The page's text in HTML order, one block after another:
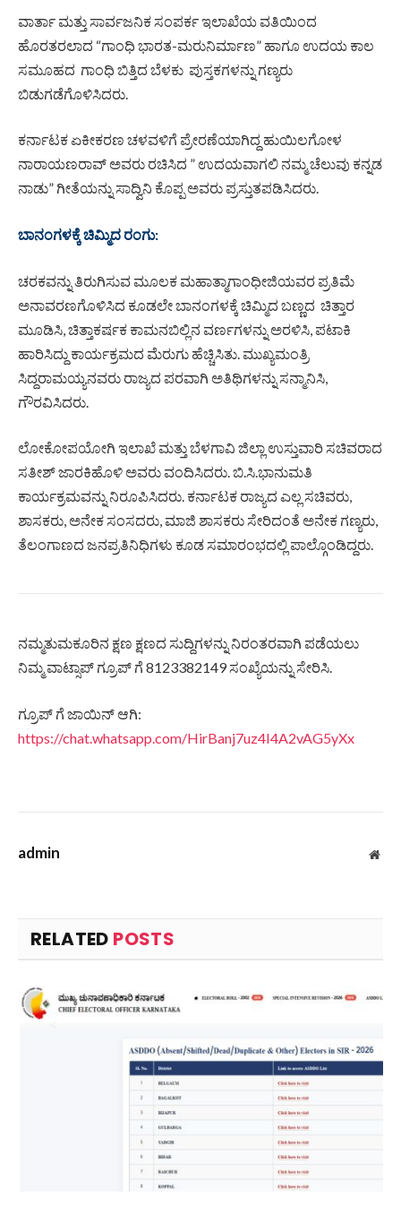
ವಾರ್ತಾ ಮತ್ತು ಸಾರ್ವಜನಿಕ ಸಂಪರ್ಕ ಇಲಾಖೆಯ ವತಿಯಿಂದ
ಹೊರತರಲಾದ “ಗಾಂಧಿ‌ ಭಾರತ-ಮರುನಿರ್ಮಾಣ” ಹಾಗೂ ಉದಯ ಕಾಲ
ಸಮೂಹದ ಗಾಂಧಿ ಬಿತ್ತಿದ ಬೆಳಕು ಪುಸ್ತಕಗಳನ್ನು ಗಣ್ಯರು
ಬಿಡುಗಡೆಗೊಳಿಸಿದರು.
ಕರ್ನಾಟಕ ಏಕೀಕರಣ ಚಳವಳಿಗೆ ಪ್ರೇರಣೆಯಾಗಿದ್ದ ಹುಯಿಲಗೋಳ
ನಾರಾಯಣರಾವ್ ಅವರು ರಚಿಸಿದ ” ಉದಯವಾಗಲಿ ನಮ್ಮ ಚೆಲುವು ಕನ್ನಡ‌
ನಾಡು” ಗೀತೆಯನ್ನು ಸಾದ್ವಿನಿ ಕೊಪ್ಪ ಅವರು ಪ್ರಸ್ತುತಪಡಿಸಿದರು.
ಬಾನಂಗಳಕ್ಕೆ ಚಿಮ್ಮಿದ ರಂಗು:
ಚರಕವನ್ನು ತಿರುಗಿಸುವ ಮೂಲಕ ಮಹಾತ್ಮಾ‌ಗಾಂಧೀಜಿಯವರ ಪ್ರತಿಮೆ‌
ಅನಾವರಣಗೊಳಿಸಿದ ಕೂಡಲೇ‌ ಬಾನಂಗಳಕ್ಕೆ ಚಿಮ್ಮಿದ ಬಣ್ಣದ ಚಿತ್ತಾರ‌
ಮೂಡಿಸಿ, ಚಿತ್ತಾಕರ್ಷಕ ಕಾಮನಬಿಲ್ಲಿನ ವರ್ಣಗಳನ್ನು ಅರಳಿಸಿ, ಪಟಾಕಿ
ಹಾರಿಸಿದ್ದು ಕಾರ್ಯಕ್ರಮದ ಮೆರುಗು ಹೆಚ್ಚಿಸಿತು. ಮುಖ್ಯಮಂತ್ರಿ
ಸಿದ್ದರಾಮಯ್ಯನವರು ರಾಜ್ಯದ‌ ಪರವಾಗಿ ಅತಿಥಿಗಳನ್ನು ಸನ್ಮಾನಿಸಿ,
ಗೌರವಿಸಿದರು.
ಲೋಕೋಪಯೋಗಿ ಇಲಾಖೆ ಮತ್ತು ಬೆಳಗಾವಿ ಜಿಲ್ಲಾ ಉಸ್ತುವಾರಿ ಸಚಿವರಾದ
ಸತೀಶ್ ಜಾರಕಿಹೊಳಿ ಅವರು ವಂದಿಸಿದರು. ಬಿ.ಸಿ.ಭಾನುಮತಿ
ಕಾರ್ಯಕ್ರಮವನ್ನು ನಿರೂಪಿಸಿದರು. ಕರ್ನಾಟಕ ರಾಜ್ಯದ ಎಲ್ಲ ಸಚಿವರು,
ಶಾಸಕರು, ಅನೇಕ‌ ಸಂಸದರು, ಮಾಜಿ ಶಾಸಕರು ಸೇರಿದಂತೆ ಅನೇಕ ಗಣ್ಯರು,
ತೆಲಂಗಾಣದ ಜನಪ್ರತಿನಿಧಿಗಳು ಕೂಡ ಸಮಾರಂಭದಲ್ಲಿ ಪಾಲ್ಗೊಂಡಿದ್ದರು.
ನಮ್ಮತುಮಕೂರಿನ ಕ್ಷಣ ಕ್ಷಣದ ಸುದ್ದಿಗಳನ್ನು ನಿರಂತರವಾಗಿ ಪಡೆಯಲು
ನಿಮ್ಮ ವಾಟ್ಸಾಪ್ ಗ್ರೂಪ್ ಗೆ 8123382149 ಸಂಖ್ಯೆಯನ್ನು ಸೇರಿಸಿ.
ಗ್ರೂಪ್ ಗೆ ಜಾಯಿನ್ ಆಗಿ:
https://chat.whatsapp.com/HirBanj7uz4I4A2vAG5yXx
admin
RELATED POSTS